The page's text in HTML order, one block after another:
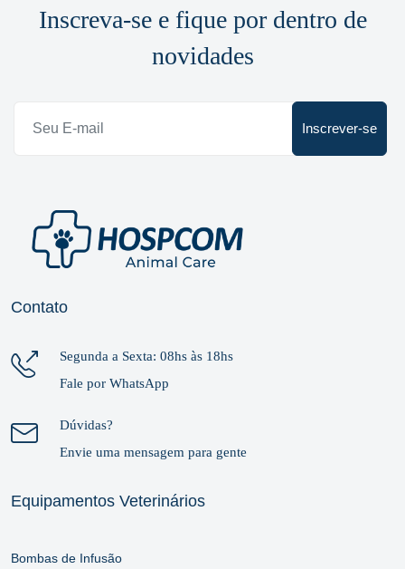
Inscreva-se e fique por dentro de
novidades
Inscrever-se
Contato
Segunda a Sexta: 08hs às 18hs
Fale por WhatsApp
Dúvidas?
Envie uma mensagem para gente
Equipamentos Veterinários
Bombas de Infusão